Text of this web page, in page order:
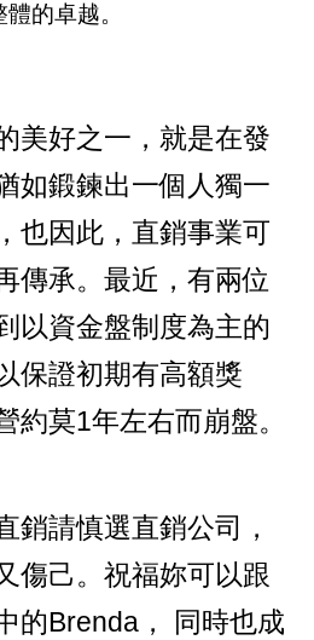
的卓越。
美好之一，就是在發
如鍛鍊出一個人獨一
也因此，直銷事業可
傳承。最近，有兩位
以資金盤制度為主的
保證初期有高額獎
約莫1年左右而崩盤。
銷請慎選直銷公司，
傷己。祝福妳可以跟
的Brenda， 同時也成